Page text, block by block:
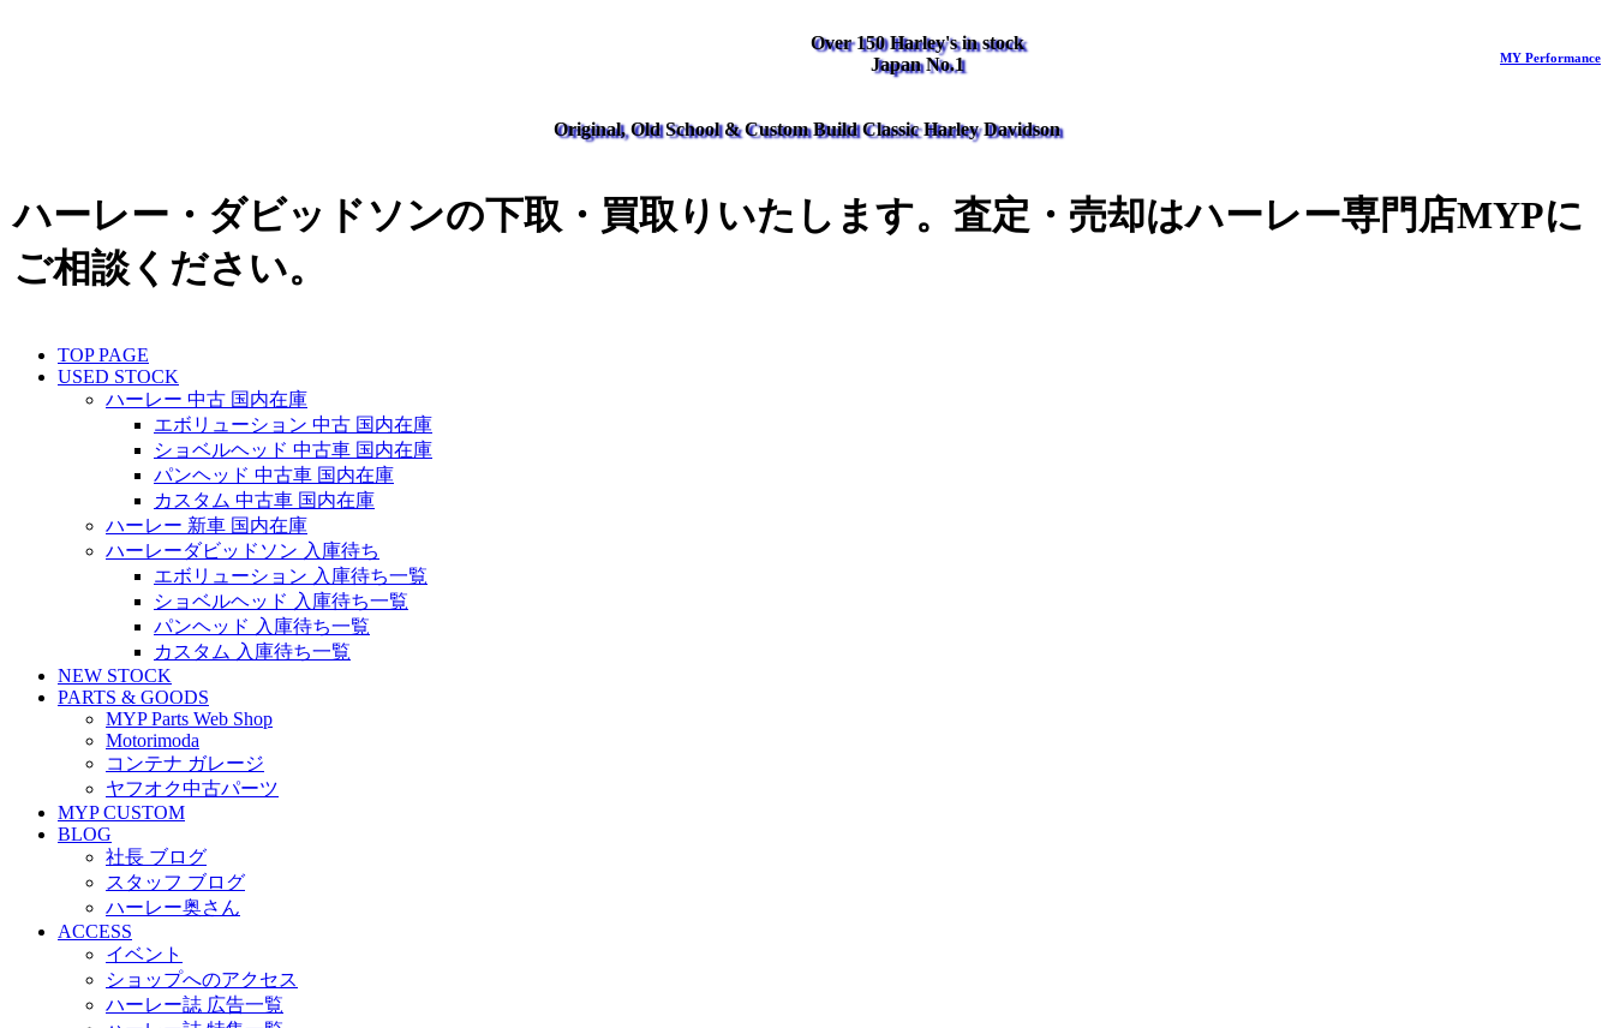
Over 150 Harley's in stock
Japan No.1
MY Performance
Original, Old School & Custom Build Classic Harley Davidson
ハーレー・ダビッドソンの下取・買取りいたします。査定・売却はハーレー専門店MYPに
ご相談ください。
TOP PAGE
USED STOCK
ハーレー 中古 国内在庫
エボリューション 中古 国内在庫
ショベルヘッド 中古車 国内在庫
パンヘッド 中古車 国内在庫
カスタム 中古車 国内在庫
ハーレー 新車 国内在庫
ハーレーダビッドソン 入庫待ち
エボリューション 入庫待ち一覧
ショベルヘッド 入庫待ち一覧
パンヘッド 入庫待ち一覧
カスタム 入庫待ち一覧
NEW STOCK
PARTS & GOODS
MYP Parts Web Shop
Motorimoda
コンテナ ガレージ
ヤフオク中古パーツ
MYP CUSTOM
BLOG
社長 ブログ
スタッフ ブログ
ハーレー奥さん
ACCESS
イベント
ショップへのアクセス
ハーレー誌 広告一覧